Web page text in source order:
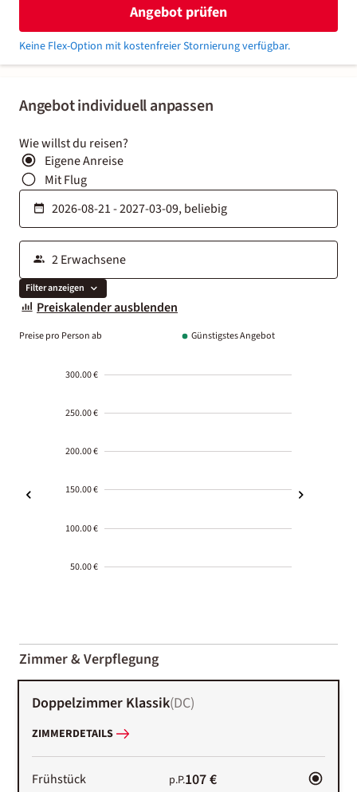
Angebot individuell anpassen
Wie willst du reisen?
Eigene Anreise
Mit Flug
Filter anzeigen
Preiskalender ausblenden
Preise pro Person ab Günstigstes Angebot
300.00 €
250.00 €
200.00 €
150.00 €
100.00 €
50.00 €
01-02
Zimmer & Verpflegung
Doppelzimmer Klassik(DC)
ZIMMERDETAILS
Frühstück p.P.107 €
Angebot prüfen
Keine Flex-Option mit kostenfreier Stornierung verfügbar.